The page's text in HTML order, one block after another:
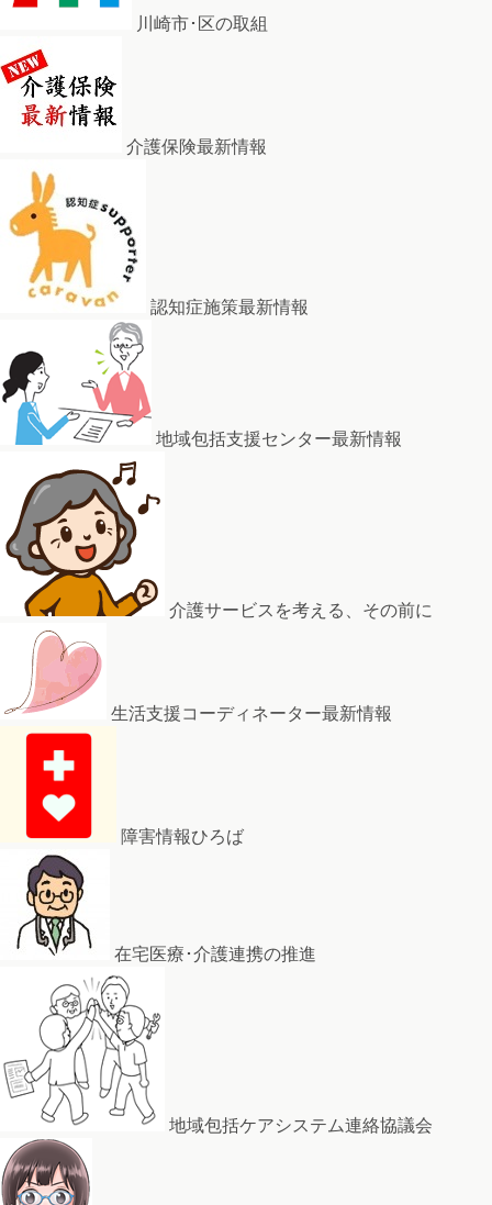
川崎市･区の取組
介護保険最新情報
認知症施策最新情報
地域包括支援センター最新情報
介護サービスを考える、その前に
生活支援コーディネーター最新情報
障害情報ひろば
在宅医療･介護連携の推進
地域包括ケアシステム連絡協議会